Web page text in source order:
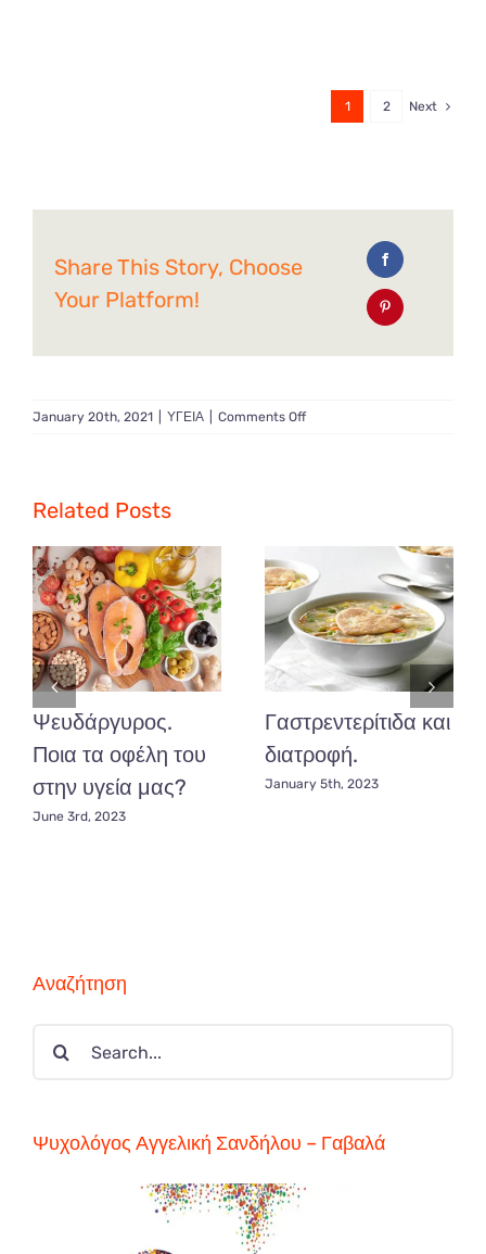
1 2 Next
Share This Story, Choose
Your Platform!
January 20th, 2021 ΥΓΕΙΑ Comments Offon
φυσικής
αγωγής
Καραμιχάλη
Γιάννη.
Related Posts
Ψευδάργυρος.
Ποια τα οφέλη του
στην υγεία μας?
June 3rd, 2023
Γαστρεντερίτιδα και
διατροφή.
January 5th, 2023
Αναζήτηση
Search
Ψυχολόγος Αγγελική Σανδήλου – Γαβαλά